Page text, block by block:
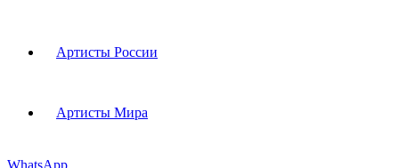
Артисты России
Артисты Мира
WhatsApp